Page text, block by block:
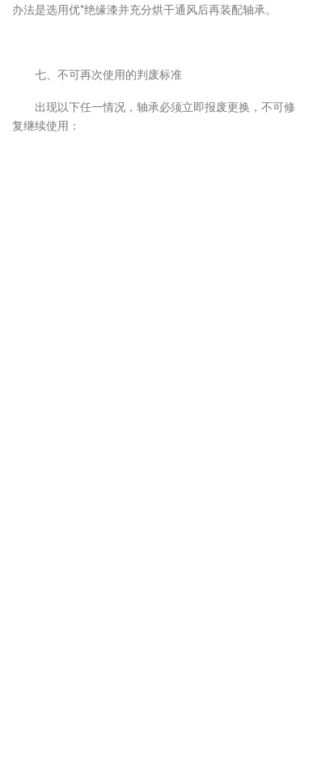
办法是选用优*绝缘漆并充分烘干通风后再装配轴承。
七、不可再次使用的判废标准
出现以下任一情况，轴承必须立即报废更换，不可修
复继续使用：